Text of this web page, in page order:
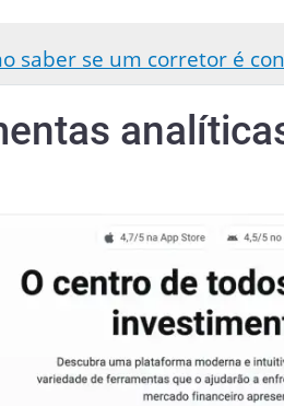
saber se um corretor é